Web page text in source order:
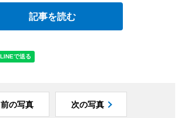
記事を読む
前の写真 次の写真